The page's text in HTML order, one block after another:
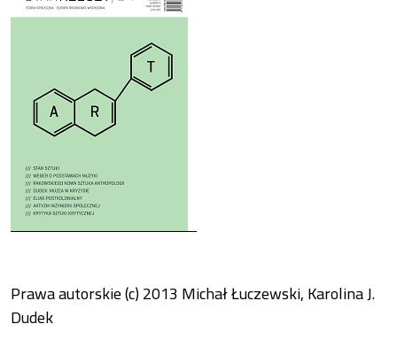
Prawa autorskie (c) 2013 Michał Łuczewski, Karolina J.
Dudek